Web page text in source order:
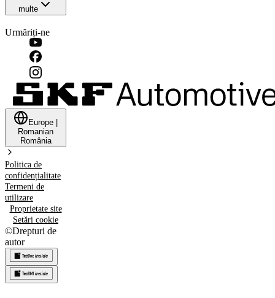
multe
Urmăriți-ne
Europe
Romanian
România
Politica de
confidențialitate
Termeni de
utilizare
Proprietate site
Setări cookie
©Drepturi de
autor